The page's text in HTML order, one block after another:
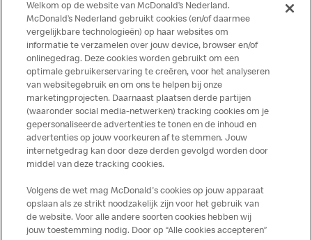
wordt. Hiermee behouden we kostbare grondstoffen in de keten,
verminderen we zwerfafval en microplastics en beperken we de
impact van verpakkingen op het milieu.
Onderdeel van Verpact zijn:
Supporter van Schoon, om zwerfafval te voorkomen en aan te
pakken;
Kennisinstituut Duurzaam Verpakken (KIDV), dat bedrijven helpt om
duurzame, onderbouwde verpakkingskeuzes te maken;
Statiegeld Nederland, voor een efficiënte en effectieve uitvoering
Welkom op de website van McDonald’s Nederland.
McDonald’s Nederland gebruikt cookies (en/of daarmee
vergelijkbare technologieën) op haar websites om
informatie te verzamelen over jouw device, browser en/of
onlinegedrag. Deze cookies worden gebruikt om een
optimale gebruikerservaring te creëren, voor het analyseren
van websitegebruik en om ons te helpen bij onze
marketingprojecten. Daarnaast plaatsen derde partijen
(waaronder social media-netwerken) tracking cookies om je
gepersonaliseerde advertenties te tonen en de inhoud en
advertenties op jouw voorkeuren af te stemmen. Jouw
internetgedrag kan door deze derden gevolgd worden door
middel van deze tracking cookies.
Volgens de wet mag McDonald's cookies op jouw apparaat
opslaan als ze strikt noodzakelijk zijn voor het gebruik van
de website. Voor alle andere soorten cookies hebben wij
jouw toestemming nodig. Door op “Alle cookies accepteren”